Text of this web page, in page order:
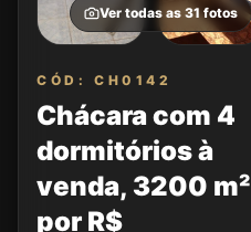
Ver todas as 31fotos
CÓD: CH0142
Chácara com 4
dormitórios à
venda, 3200 m²
por R$